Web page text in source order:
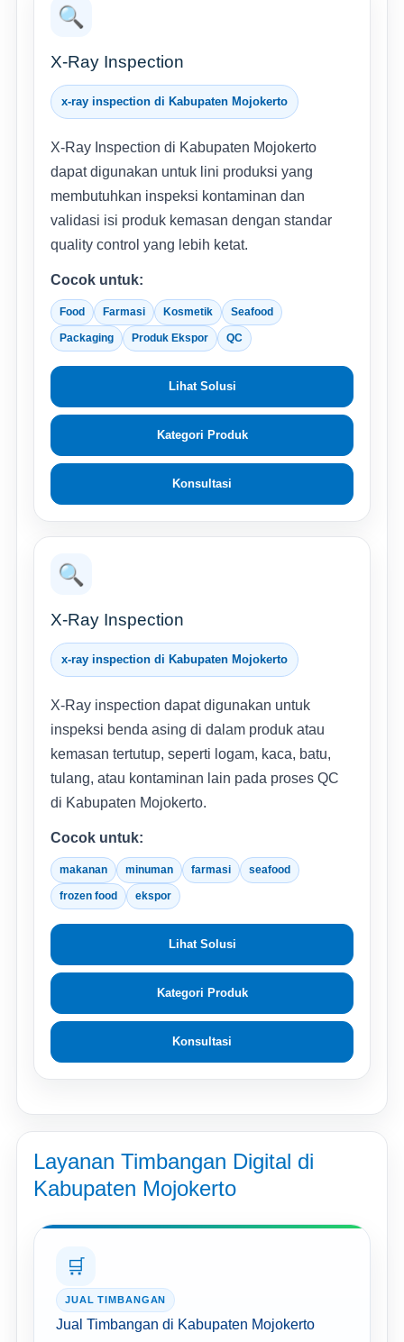
🔍
X-Ray Inspection
x-ray inspection di Kabupaten Mojokerto
X-Ray Inspection di Kabupaten Mojokerto
dapat digunakan untuk lini produksi yang
membutuhkan inspeksi kontaminan dan
validasi isi produk kemasan dengan standar
quality control yang lebih ketat.
Cocok untuk:
Food Farmasi Kosmetik Seafood
Packaging Produk Ekspor QC
Lihat Solusi
Kategori Produk
Konsultasi
🔍
X-Ray Inspection
x-ray inspection di Kabupaten Mojokerto
X-Ray inspection dapat digunakan untuk
inspeksi benda asing di dalam produk atau
kemasan tertutup, seperti logam, kaca, batu,
tulang, atau kontaminan lain pada proses QC
di Kabupaten Mojokerto.
Cocok untuk:
makanan minuman farmasi seafood
frozen food ekspor
Lihat Solusi
Kategori Produk
Konsultasi
Layanan Timbangan Digital di
Kabupaten Mojokerto
🛒
JUAL TIMBANGAN
Jual Timbangan di Kabupaten Mojokerto